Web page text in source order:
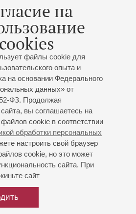
на
cookies
файлы cookie для
опыта и
на основании Федерального
данных» от
ФЗ. Продолжая
вы соглашаетесь на
cookie в соответствии
обработки персональных
настроить свой браузер
cookie, но это может
сайта. При
сайт
филармонии
Забояркин;Вера Чеканова
- виолончель;Иван
Иван Бабинов - вокал;
Анастасия Ковалёва - вокал;
Ольга Мельникова
- вокал;Илья Бушуев
- фортепиано;Виктория Рау
- фортепиано; Михаил
Лудуб Очиров- фортепиано;
Баневич,Гайдн,Пуччини,
Корсаков,Шуберт,Верди
;Гольтерман;Молчанов
Международный творческий